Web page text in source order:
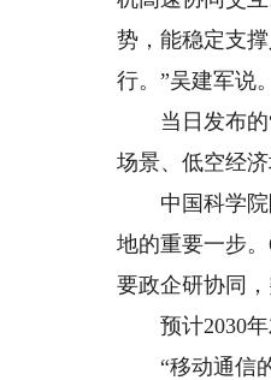
势，能稳定支
行。”吴建军说。
当日发布的“
场景、低空经
中国科学院院
地的重要一步
要政企研协同
预计2030年
“移动通信的